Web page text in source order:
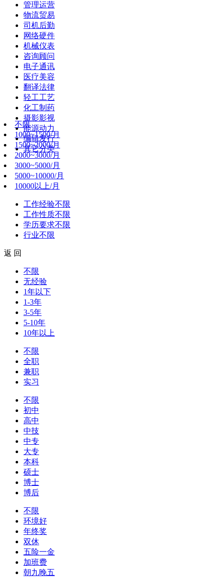
管理运营
物流贸易
司机后勤
网络硬件
机械仪表
咨询顾问
电子通讯
医疗美容
翻译法律
轻工工艺
化工制药
摄影影视
能源动力
编辑发行
其它分类
不限
1000~1500/月
1500~2000/月
2000~3000/月
3000~5000/月
5000~10000/月
10000以上/月
工作经验不限
工作性质不限
学历要求不限
行业不限
返 回
不限
无经验
1年以下
1-3年
3-5年
5-10年
10年以上
不限
全职
兼职
实习
不限
初中
高中
中技
中专
大专
本科
硕士
博士
博后
不限
环境好
年终奖
双休
五险一金
加班费
朝九晚五